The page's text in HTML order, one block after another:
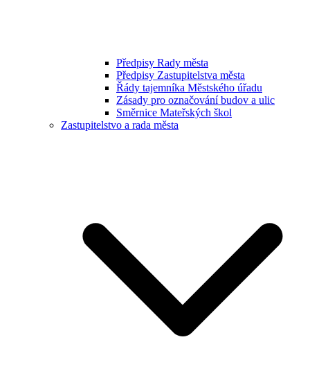
Předpisy Rady města
Předpisy Zastupitelstva města
Řády tajemníka Městského úřadu
Zásady pro označování budov a ulic
Směrnice Mateřských škol
Zastupitelstvo a rada města